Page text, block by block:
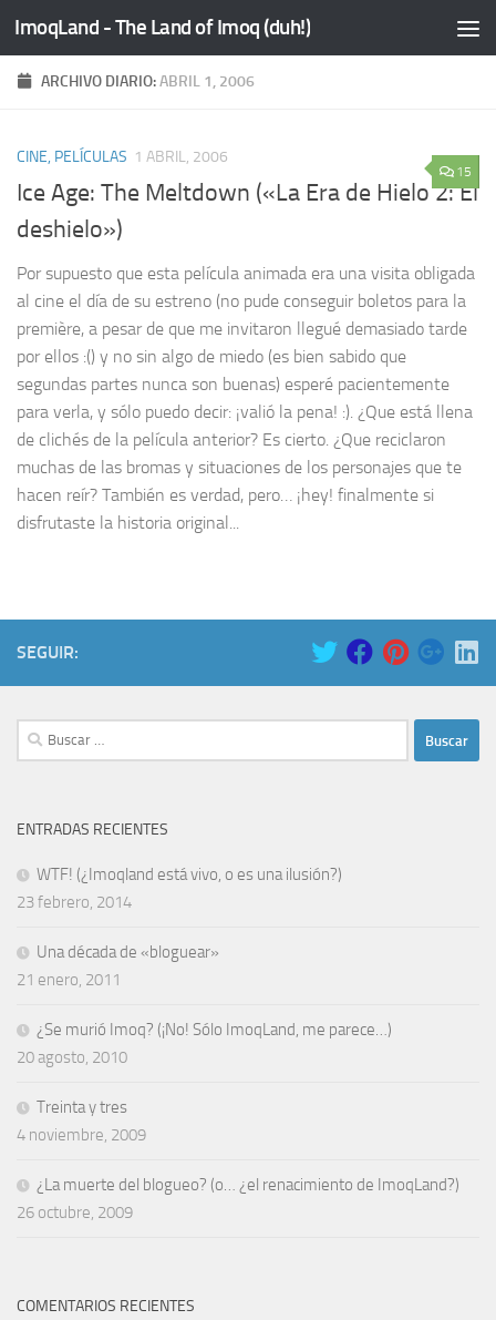
Saltar al contenido
ImoqLand - The Land of Imoq (duh!)
ARCHIVO DIARIO:ABRIL 1, 2006
15
CINE, PELÍCULAS 1 ABRIL, 2006
Ice Age: The Meltdown («La Era de Hielo 2: El
deshielo»)
Por supuesto que esta película animada era una visita obligada
al cine el día de su estreno (no pude conseguir boletos para la
première, a pesar de que me invitaron llegué demasiado tarde
por ellos :() y no sin algo de miedo (es bien sabido que
segundas partes nunca son buenas) esperé pacientemente
para verla, y sólo puedo decir: ¡valió la pena! :). ¿Que está llena
de clichés de la película anterior? Es cierto. ¿Que reciclaron
muchas de las bromas y situaciones de los personajes que te
hacen reír? También es verdad, pero… ¡hey! finalmente si
disfrutaste la historia original...
SEGUIR:
Buscar:
ENTRADAS RECIENTES
WTF! (¿Imoqland está vivo, o es una ilusión?)
23 febrero, 2014
Una década de «bloguear»
21 enero, 2011
¿Se murió Imoq? (¡No! Sólo ImoqLand, me parece…)
20 agosto, 2010
Treinta y tres
4 noviembre, 2009
¿La muerte del blogueo? (o… ¿el renacimiento de ImoqLand?)
26 octubre, 2009
COMENTARIOS RECIENTES